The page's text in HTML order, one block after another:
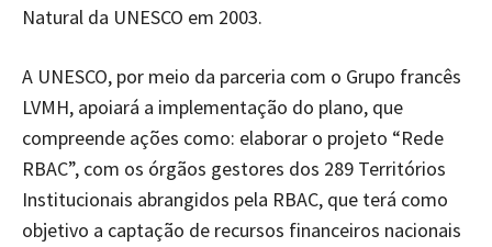
Natural da UNESCO em 2003.
A UNESCO, por meio da parceria com o Grupo francês
LVMH, apoiará a implementação do plano, que
compreende ações como: elaborar o projeto “Rede
RBAC”, com os órgãos gestores dos 289 Territórios
Institucionais abrangidos pela RBAC, que terá como
objetivo a captação de recursos financeiros nacionais